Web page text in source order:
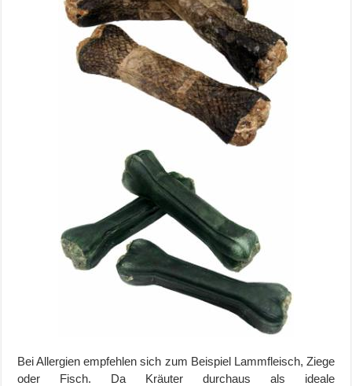
Bei Allergien empfehlen sich zum Beispiel Lammfleisch, Ziege
oder Fisch. Da Kräuter durchaus als ideale